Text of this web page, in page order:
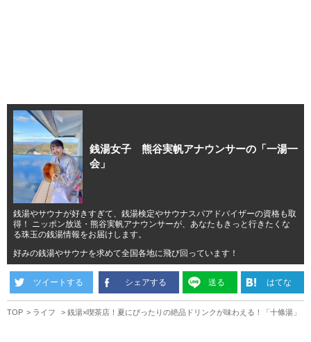
銭湯女子 熊谷実帆アナウンサーの「一湯一
会」
銭湯やサウナが好きすぎて、銭湯検定やサウナスパアドバイザーの資格も取
得！ ニッポン放送・熊谷実帆アナウンサーが、あなたもきっと行きたくな
る珠玉の銭湯情報をお届けします。
好みの銭湯やサウナを求めて全国各地に飛び回っています！
ツイートする シェアする 送る はてな
TOP ライフ 銭湯×喫茶店！夏にぴったりの絶品ドリンクが味わえる！「十條湯」